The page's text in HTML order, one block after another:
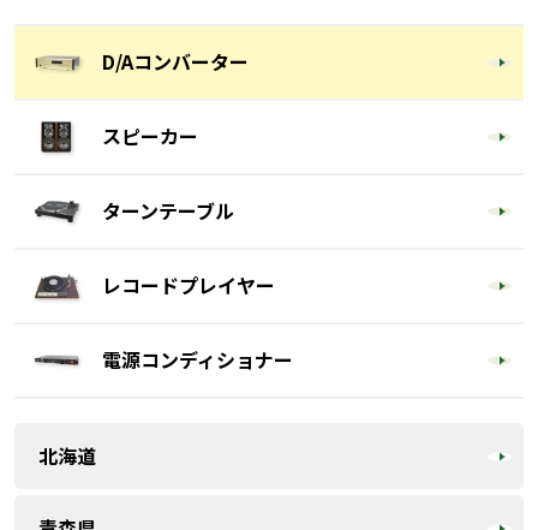
D/Aコンバーター
スピーカー
ターンテーブル
レコードプレイヤー
電源コンディショナー
北海道